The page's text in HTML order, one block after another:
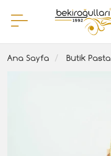
Ana Sayfa Butik Pasta